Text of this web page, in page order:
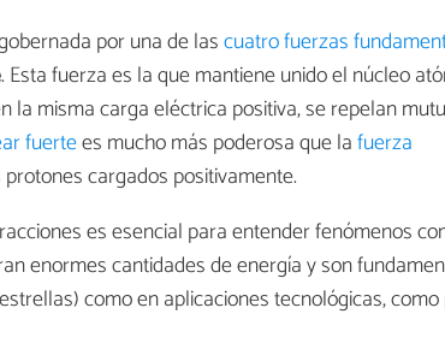
por una de lascuatro fuerzas
. Esta fuerza es la que mantiene unido el núcleo
la misma carga eléctrica positiva, se repelan
fuertees mucho más poderosa que lafuerza
cargados positivamente.
es esencial para entender fenómenos
enormes cantidades de energía y son
como en aplicaciones tecnológicas,